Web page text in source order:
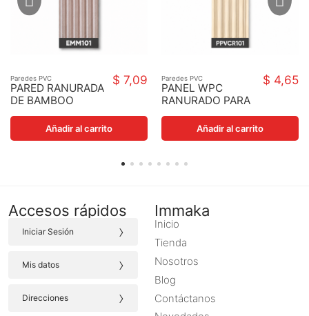
Paredes PVC
PARED RANURADA
DE BAMBOO
EMM101
10.5X2.8X9MM
$ 7,09
Añadir al carrito
Paredes PVC
PANEL WPC
RANURADO PARA
PARED MSRO51
2.80X0.16M1.5CM
$ 4,65
Añadir al carrito
Accesos rápidos
Iniciar Sesión ›
Mis datos ›
Direcciones ›
Immaka
Inicio
Tienda
Nosotros
Blog
Contáctanos